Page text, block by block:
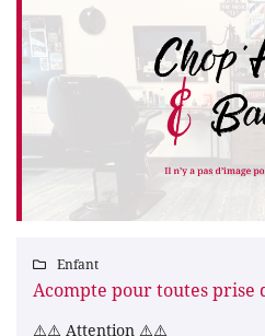
PEDICURE EXPRESS 5 €
COULEUR 28
JUSQU'AU 30 MAI 2026
FRENCH 33 €
JUSQU'AU 30 M AI 2026
DÉPOSE + REPOSE VSP FRENCH
DÉPOSE SEULE 16 €
 Enfant
Acompte pour toutes prise
⚠️⚠️ Attention ⚠️⚠️